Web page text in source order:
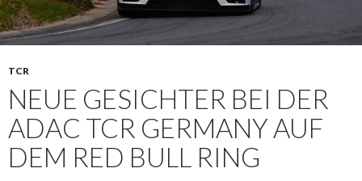
TCR
NEUE GESICHTER BEI DER
ADAC TCR GERMANY AUF
DEM RED BULL RING